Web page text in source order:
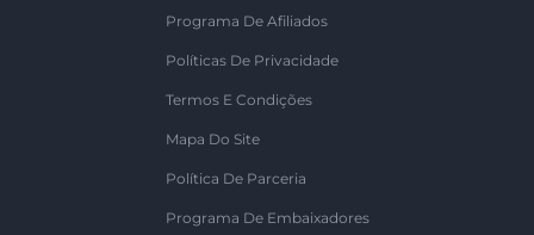
Programa De Afiliados
Políticas De Privacidade
Termos E Condições
Mapa Do Site
Política De Parceria
Programa De Embaixadores